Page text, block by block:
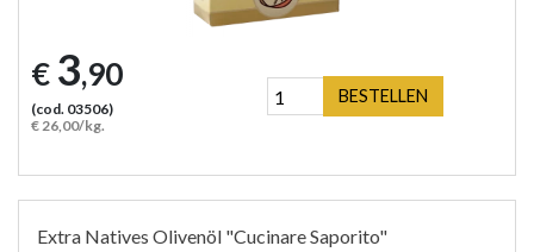
€ 3,90
(cod. 03506)
€ 26,00/kg.
BESTELLEN
Extra Natives Olivenöl "Cucinare Saporito"